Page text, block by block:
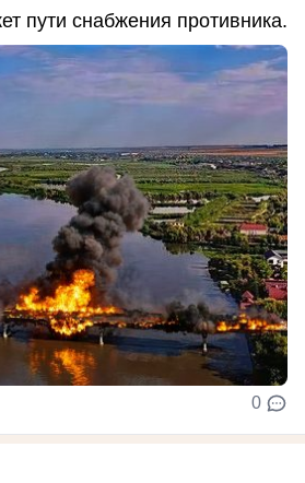
пути снабжения противника.
0